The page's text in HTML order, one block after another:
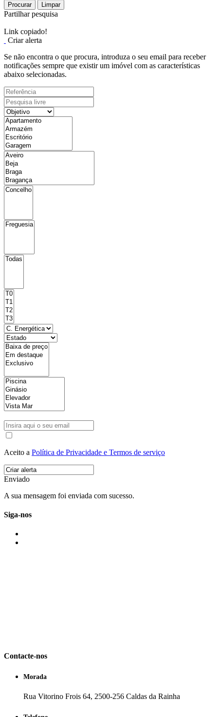
Procurar Limpar
Partilhar pesquisa
Link copiado!
Criar alerta
Se não encontra o que procura, introduza o seu email para receber
notificações sempre que existir um imóvel com as características
abaixo selecionadas.
Aceito a Política de Privacidade e Termos de serviço
Enviado
A sua mensagem foi enviada com sucesso.
Siga-nos
Contacte-nos
Morada
Rua Vitorino Frois 64, 2500-256 Caldas da Rainha